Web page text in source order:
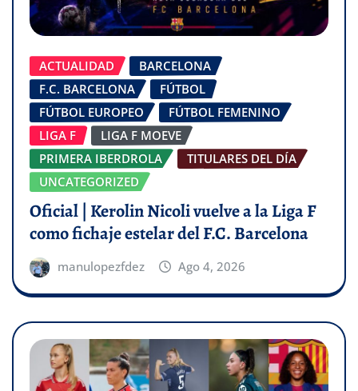
ACTUALIDAD
BARCELONA
F.C. BARCELONA
FÚTBOL
FÚTBOL EUROPEO
FÚTBOL FEMENINO
LIGA F
LIGA F MOEVE
PRIMERA IBERDROLA
TITULARES DEL DÍA
UNCATEGORIZED
Oficial | Kerolin Nicoli vuelve a la Liga F
como fichaje estelar del F.C. Barcelona
manulopezfdez Ago 4, 2026